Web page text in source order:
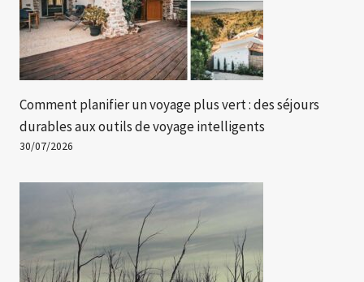
Comment planifier un voyage plus vert : des séjours
durables aux outils de voyage intelligents
30/07/2026